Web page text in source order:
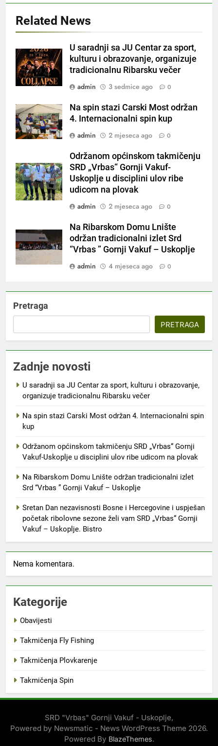
Related News
U saradnji sa JU Centar za sport,
kulturu i obrazovanje, organizuje
tradicionalnu Ribarsku večer
admin
3 sedmice ago 0
Na spin stazi Carski Most održan
4. Internacionalni spin kup
admin
2 mjeseca ago 0
Održanom općinskom takmičenju
SRD „Vrbas“ Gornji Vakuf-
Uskoplje u disciplini ulov ribe
udicom na plovak
admin
2 mjeseca ago 0
Na Ribarskom Domu Lnište
održan tradicionalni izlet Srd
“Vrbas ” Gornji Vakuf – Uskoplje
admin
4 mjeseca ago 0
Pretraga
PRETRAGA
Zadnje novosti
U saradnji sa JU Centar za sport, kulturu i obrazovanje,
organizuje tradicionalnu Ribarsku večer
Na spin stazi Carski Most održan 4. Internacionalni spin
kup
Održanom općinskom takmičenju SRD „Vrbas“ Gornji
Vakuf-Uskoplje u disciplini ulov ribe udicom na plovak
Na Ribarskom Domu Lnište održan tradicionalni izlet
Srd “Vrbas ” Gornji Vakuf – Uskoplje
Sretan Dan nezavisnosti Bosne i Hercegovine i uspješan
početak ribolovne sezone želi vam SRD „Vrbas“ Gornji
Vakuf – Uskoplje. Bistro
Nema komentara.
Kategorije
Obavijesti
Takmičenja Fly Fishing
Takmičenja Plovkarenje
Takmičenja Spin
SRD "Vrbas" Gornji Vakuf - Uskoplje,
Powered by Newsmatic - News WordPress Theme 2026.
Powered By BlazeThemes.